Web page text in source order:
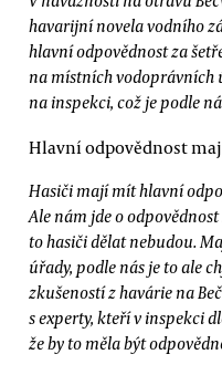
havarijní novela vodního
hlavní odpovědnost za
na místních vodoprávních
na inspekci, což je podle
Hlavní odpovědnost
Hasiči mají mít hlavní
Ale nám jde o
to hasiči dělat nebudou.
úřady, podle nás je to ale
zkušeností z havárie na
s experty, kteří v inspekci
že by to měla být